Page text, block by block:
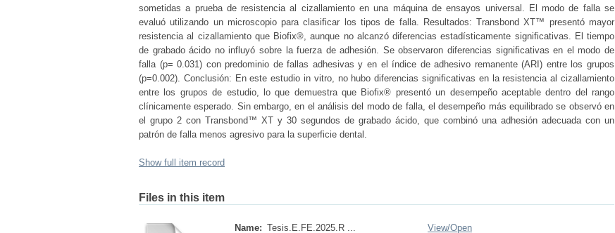
sometidas a prueba de resistencia al cizallamiento en una máquina de ensayos universal. El modo de falla se
evaluó utilizando un microscopio para clasificar los tipos de falla. Resultados: Transbond XT™ presentó mayor
resistencia al cizallamiento que Biofix®, aunque no alcanzó diferencias estadísticamente significativas. El tiempo
de grabado ácido no influyó sobre la fuerza de adhesión. Se observaron diferencias significativas en el modo de
falla (p= 0.031) con predominio de fallas adhesivas y en el índice de adhesivo remanente (ARI) entre los grupos
(p=0.002). Conclusión: En este estudio in vitro, no hubo diferencias significativas en la resistencia al cizallamiento
entre los grupos de estudio, lo que demuestra que Biofix® presentó un desempeño aceptable dentro del rango
clínicamente esperado. Sin embargo, en el análisis del modo de falla, el desempeño más equilibrado se observó en
el grupo 2 con Transbond™ XT y 30 segundos de grabado ácido, que combinó una adhesión adecuada con un
patrón de falla menos agresivo para la superficie dental.
Show full item record
Files in this item
Name: Tesis.E.FE.2025.R ... View/Open